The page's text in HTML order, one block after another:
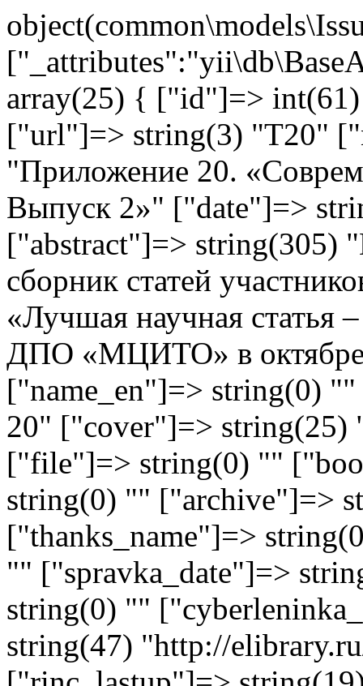
array(25) { ["id"]=>
["url"]=> string(3) "T20"
"Приложение 20.
Выпуск 2»" ["date"]=>
["abstract"]=> string(305)
сборник статей
«Лучшая научная статья
ДПО «МЦИТО» в октябре
["name_en"]=> string(0)
20" ["cover"]=> string(25)
["file"]=> string(0) ""
string(0) "" ["archive"]=>
["thanks_name"]=>
"" ["spravka_date"]=>
string(0) ""
string(47) "http://